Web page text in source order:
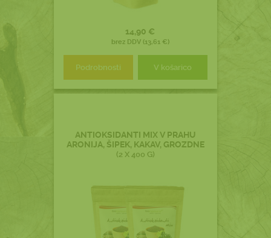
14,90 €
brez DDV (13,61 €)
Podrobnosti V košarico
ANTIOKSIDANTI MIX V PRAHU
ARONIJA, ŠIPEK, KAKAV, GROZDNE
(2 X 400 G)